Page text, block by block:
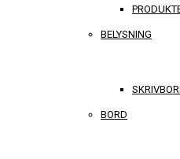
BELYSNING
BORD